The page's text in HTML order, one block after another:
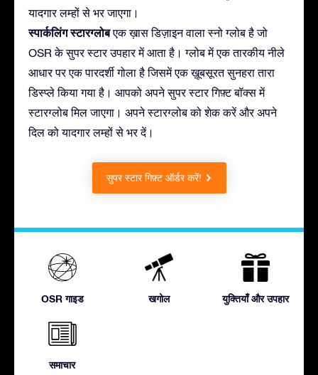
यादगार लम्हों से भर जाएगा।
स्पार्कलिंग स्टारग्लोबएक ख़ास डिज़ाइन वाला स्नो ग्लोब है जो
OSR के सुपर स्टार उपहार में आता है। ग्लोब में एक तारकीय नीले
आधार पर एक पारदर्शी गोला है जिसमें एक ख़ूबसूरत सुनहरा तारा
डिस्प्ले किया गया है। आपको अपने सुपर स्टार गिफ़्ट बॉक्स में
स्टारग्लोब मिल जाएगा। अपने स्टारग्लोब को शेक करें और अपने
दिल को यादगार लम्हों से भर दें।
सुपर स्टार गिफ़्ट ऑर्डर करें!
OSR गाइड खगोल युक्तियाँ और उपहार
समाचार